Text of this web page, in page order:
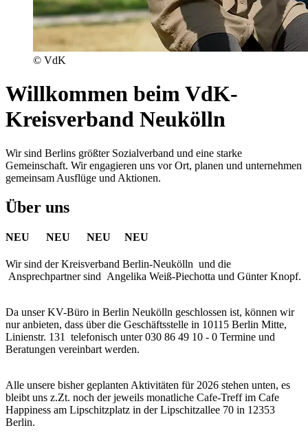
© VdK
Willkommen beim VdK-
Kreisverband Neukölln
Wir sind Berlins größter Sozialverband und eine starke
Gemeinschaft. Wir engagieren uns vor Ort, planen und unternehmen
gemeinsam Ausflüge und Aktionen.
Über uns
NEU NEU NEU NEU
Wir sind der Kreisverband Berlin-Neukölln und die
Ansprechpartner sind Angelika Weiß-Piechotta und Günter Knopf.
Da unser KV-Büro in Berlin Neukölln geschlossen ist, können wir
nur anbieten, dass über die Geschäftsstelle in 10115 Berlin Mitte,
Linienstr. 131 telefonisch unter 030 86 49 10 - 0 Termine und
Beratungen vereinbart werden.
Alle unsere bisher geplanten Aktivitäten für 2026 stehen unten, es
bleibt uns z.Zt. noch der jeweils monatliche Cafe-Treff im Cafe
Happiness am Lipschitzplatz in der Lipschitzallee 70 in 12353
Berlin.